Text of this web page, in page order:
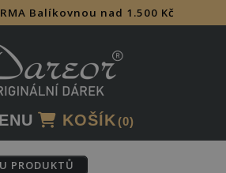
Balíkovnou nad 1.500 Kč
KOŠÍK(0)
PRODUKTŮ